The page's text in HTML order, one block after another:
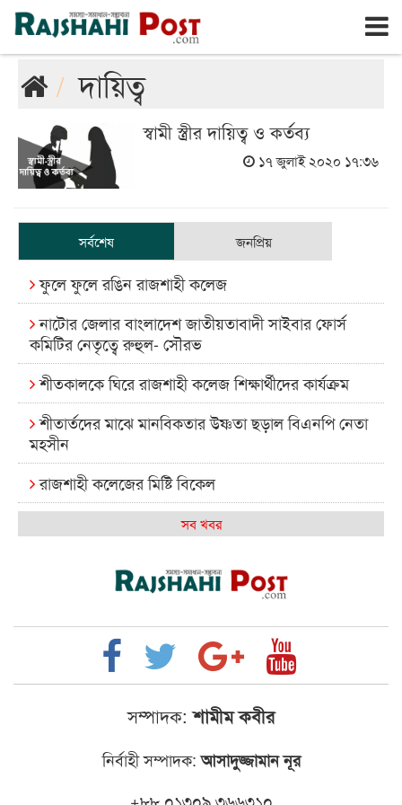
রাজশাহী বৃহঃস্পতিবার, ৬ই আগস্ট ২০২৬, ২৩শে শ্রাবণ ১৪৩৩
দায়িত্ব
স্বামী স্ত্রীর দায়িত্ব ও কর্তব্য
১৭ জুলাই ২০২০ ১৭:৩৬
সর্বশেষ জনপ্রিয়
ফুলে ফুলে রঙিন রাজশাহী কলেজ
নাটোর জেলার বাংলাদেশ জাতীয়তাবাদী সাইবার ফোর্স
কমিটির নেতৃত্বে রুহুল- সৌরভ
শীতকালকে ঘিরে রাজশাহী কলেজ শিক্ষার্থীদের কার্যক্রম
শীতার্তদের মাঝে মানবিকতার উষ্ণতা ছড়াল বিএনপি নেতা
মহসীন
রাজশাহী কলেজের মিষ্টি বিকেল
কেমন আছে আমাদের দেশের মধ্যবিত্তরা
রাজশাইন একাডেমির ফল প্রকাশ ও পুরস্কার বিতরণ
রাজশাহী কলেজের শিক্ষার্থী শাখাওয়াত পেলেন স্টার
এক্সিলেন্স অ্যাওয়ার্ড
বিশ্ব নদী বিবস উপলক্ষে নদী সুরক্ষায় নাওযাত্রা
ইসলামের ইতিহাস ও সংস্কৃতি বিভাগের লাইট হাউজ ক্লাবের
সব খবর
সম্পাদক: শামীম কবীর
নির্বাহী সম্পাদক:আসাদুজ্জামান নূর